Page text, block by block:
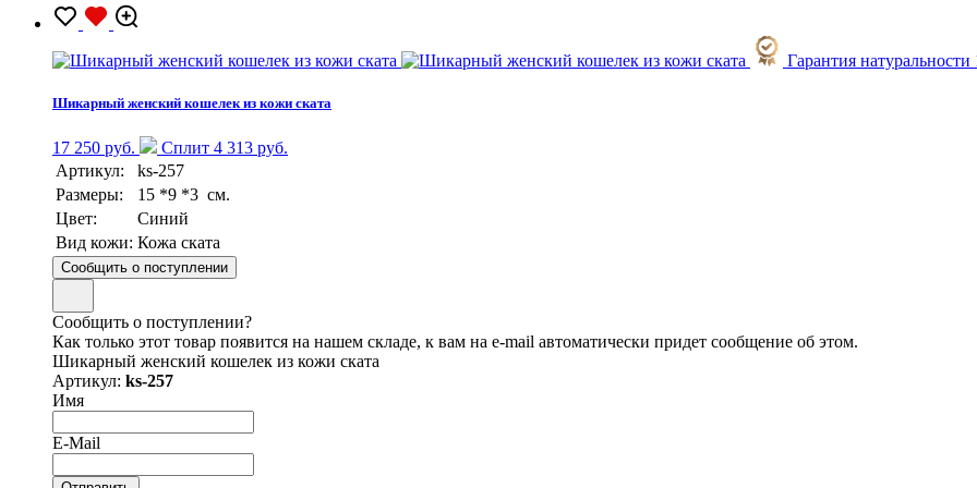
Гарантия натуральности
Шикарный женский кошелек из кожи ската
17 250 руб.
Сплит 4 313 руб.
Артикул:
ks-257
Размеры:
15 *9 *3 см.
Цвет:
Синий
Вид кожи: Кожа ската
Сообщить о поступлении
Сообщить о поступлении?
Как только этот товар появится на нашем складе, к вам на e-mail автоматически придет сообщение об этом.
Шикарный женский кошелек из кожи ската
Артикул: ks-257
Имя
E-Mail